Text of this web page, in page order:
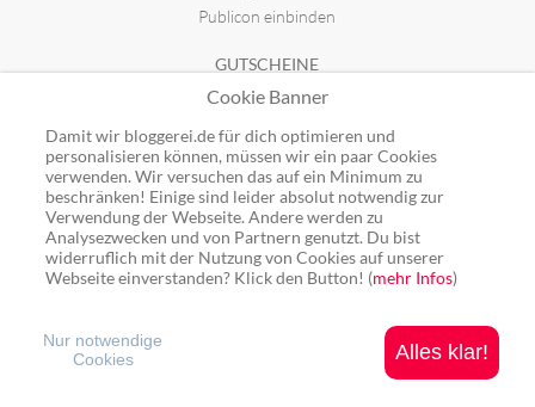
Publicon einbinden
GUTSCHEINE
Top-Gutscheine
Alle Shops
Ping: http://rpc.bloggerei.de/ping/ (*nur für angemeldete Blogs)
Blogverzeichnis Bloggerei.de © 2006 - 2026
Cookie Banner
Damit wir bloggerei.de für dich optimieren und
personalisieren können, müssen wir ein paar Cookies
verwenden. Wir versuchen das auf ein Minimum zu
beschränken! Einige sind leider absolut notwendig zur
Verwendung der Webseite. Andere werden zu
Analysezwecken und von Partnern genutzt. Du bist
widerruflich mit der Nutzung von Cookies auf unserer
Webseite einverstanden? Klick den Button! (mehr Infos)
Alles klar!
Nur notwendige
Cookies